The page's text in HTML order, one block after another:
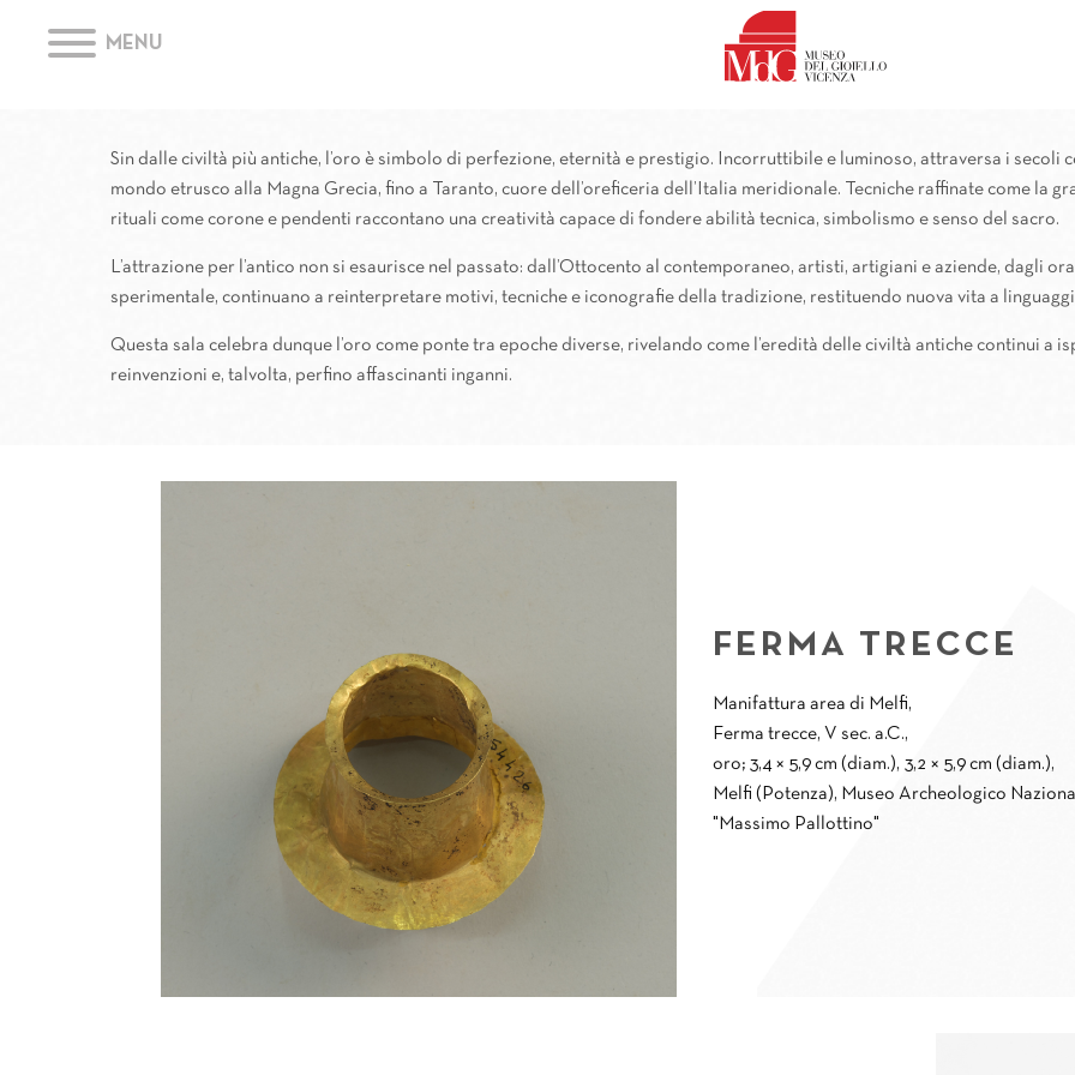
MENU
L’oro e il fascino dell’Antico
Sin dalle civiltà più antiche, l’oro è simbolo di perfezione, eternità e prestigio. Incorruttibile e luminoso, attraversa i
mondo etrusco alla Magna Grecia, fino a Taranto, cuore dell’oreficeria dell’Italia meridionale. Tecniche raffinate come la
rituali come corone e pendenti raccontano una creatività capace di fondere abilità tecnica, simbolismo e senso del sacro.
L’attrazione per l’antico non si esaurisce nel passato: dall’Ottocento al contemporaneo, artisti, artigiani e aziende, dagli
sperimentale, continuano a reinterpretare motivi, tecniche e iconografie della tradizione, restituendo nuova vita a
Questa sala celebra dunque l’oro come ponte tra epoche diverse, rivelando come l’eredità delle civiltà antiche continui a
reinvenzioni e, talvolta, perfino affascinanti inganni.
FERMA TRECCE
Manifattura area di Melfi,
Ferma trecce, V sec. a.C.,
oro; 3,4 × 5,9 cm (diam.), 3,2 × 5,9 cm (diam.),
Melfi (Potenza), Museo Archeologico
"Massimo Pallottino"